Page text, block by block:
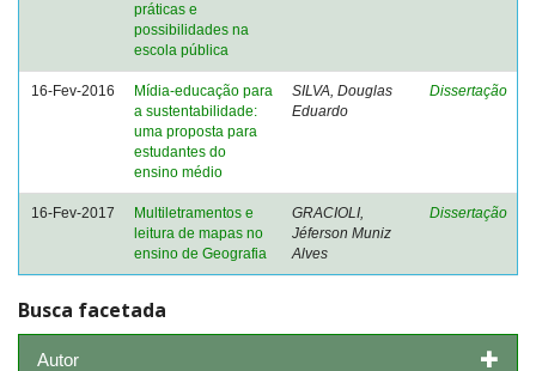
práticas e
possibilidades na
escola pública
16-Fev-2016
Mídia-educação para
a sustentabilidade:
uma proposta para
estudantes do
ensino médio
SILVA, Douglas
Eduardo
Dissertação
16-Fev-2017
Multiletramentos e
leitura de mapas no
ensino de Geografia
GRACIOLI,
Jéferson Muniz
Alves
Dissertação
Busca facetada
Autor